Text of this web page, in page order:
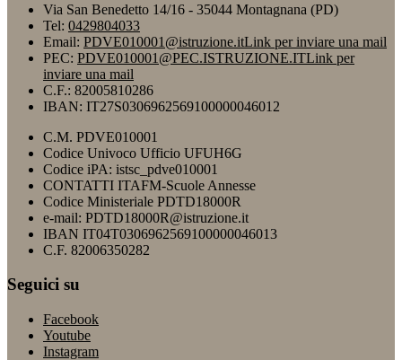
Via San Benedetto 14/16 - 35044 Montagnana (PD)
Tel: 0429804033
Email: PDVE010001@istruzione.itLink per inviare una mail
PEC: PDVE010001@PEC.ISTRUZIONE.ITLink per
inviare una mail
C.F.: 82005810286
IBAN: IT27S0306962569100000046012
C.M. PDVE010001
Codice Univoco Ufficio UFUH6G
Codice iPA: istsc_pdve010001
CONTATTI ITAFM-Scuole Annesse
Codice Ministeriale PDTD18000R
e-mail: PDTD18000R@istruzione.it
IBAN IT04T0306962569100000046013
C.F. 82006350282
Seguici su
Facebook
Youtube
Instagram